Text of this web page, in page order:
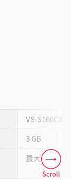
VS-S160CX
3 GB
最大64 GB
Scroll